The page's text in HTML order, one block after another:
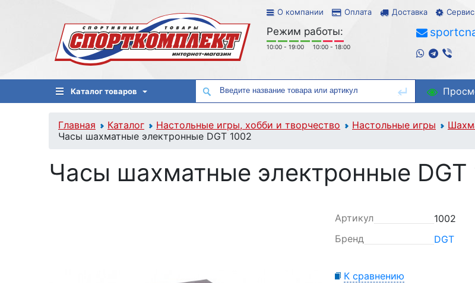
О компании Оплата Доставка Сервис
Режим работы:
10:00 - 19:00 10:00 - 18:00
Каталог товаров
Главная Каталог Настольные игры, хобби и творчество Настольные игры
Часы шахматные электронные DGT 1002
Часы шахматные электронные DGT
Артикул
1002
Бренд
DGT
К сравнению